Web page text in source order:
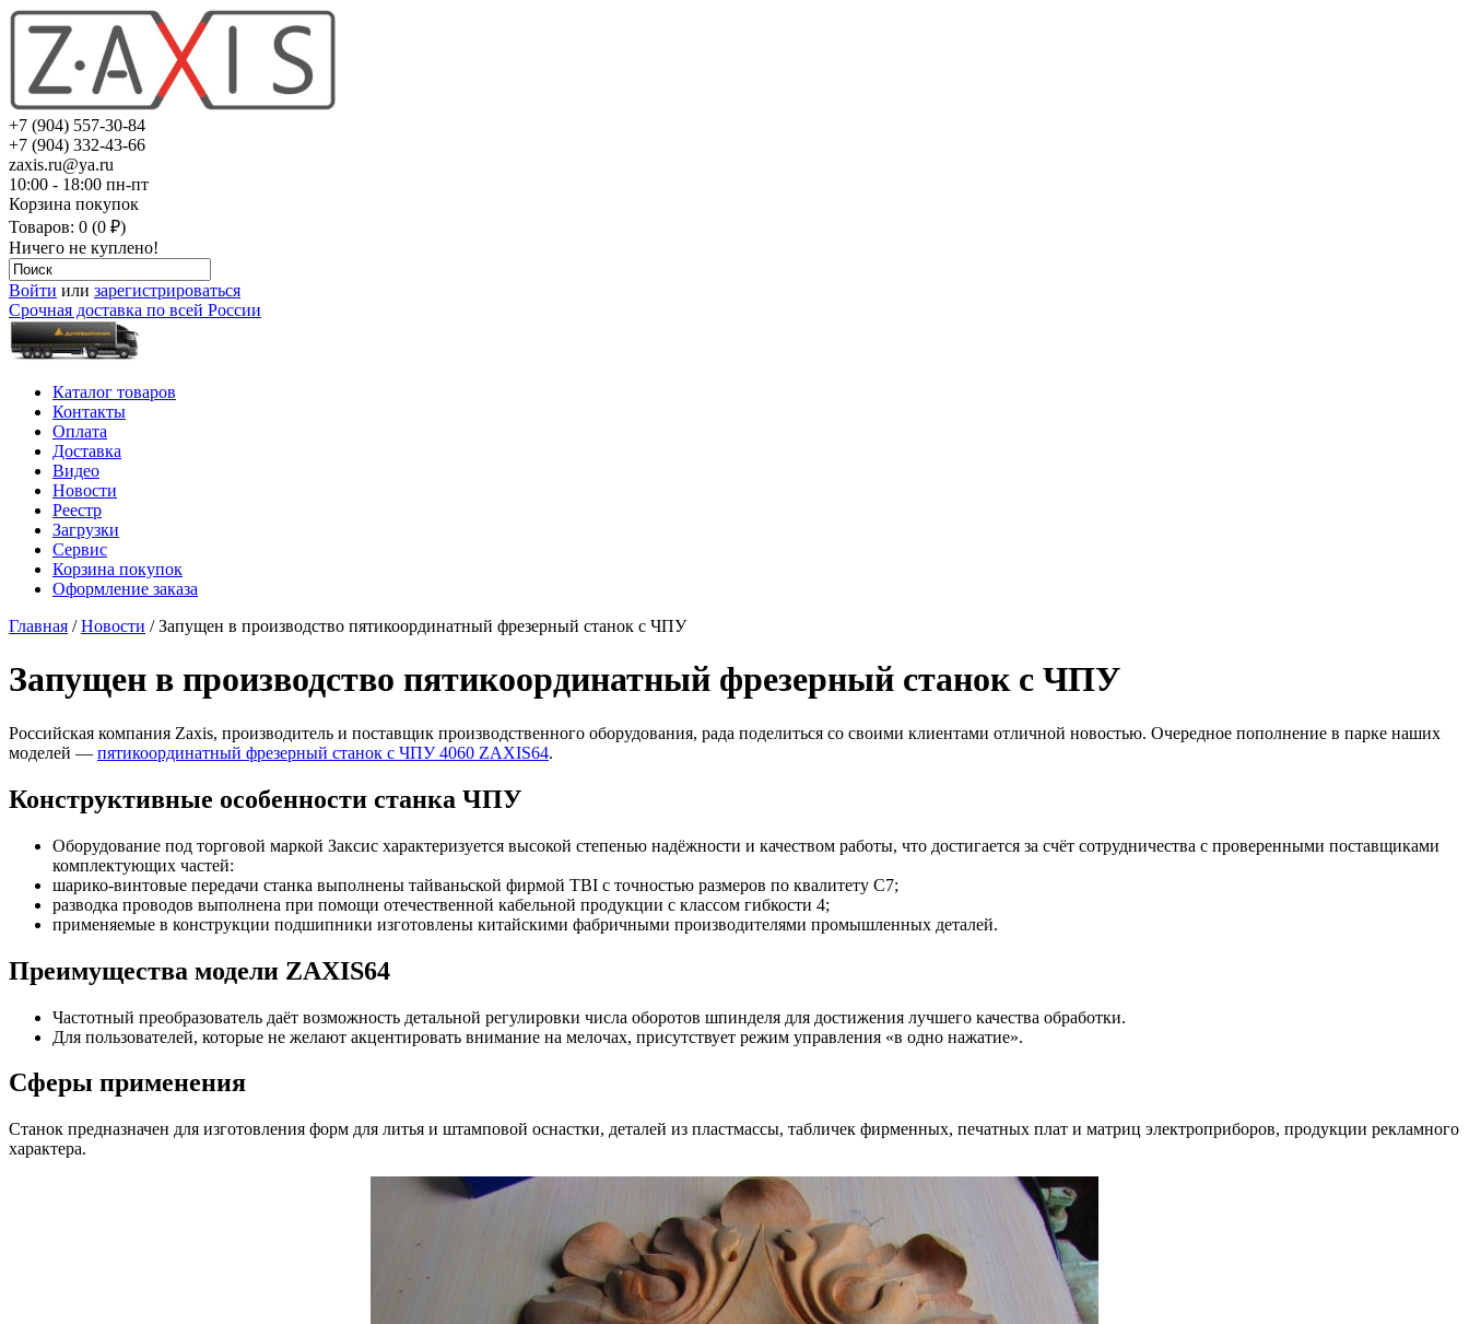
+7 (904) 557-30-84
+7 (904) 332-43-66
zaxis.ru@ya.ru
10:00 - 18:00 пн-пт
Корзина покупок
Товаров: 0 (0 ₽)
Ничего не куплено!
Войти или зарегистрироваться
Срочная доставка по всей России
Каталог товаров
Контакты
Оплата
Доставка
Видео
Новости
Реестр
Загрузки
Сервис
Корзина покупок
Оформление заказа
Главная /Новости / Запущен в производство пятикоординатный фрезерный станок с ЧПУ
Запущен в производство пятикоординатный фрезерный станок с ЧПУ
Российская компания Zaxis, производитель и поставщик производственного оборудования, рада поделиться со своими клиентами отличной новостью. Очередное пополнение в парке наших
моделей — пятикоординатный фрезерный станок с ЧПУ 4060 ZAXIS64.
Конструктивные особенности станка ЧПУ
Оборудование под торговой маркой Заксис характеризуется высокой степенью надёжности и качеством работы, что достигается за счёт сотрудничества с проверенными поставщиками
комплектующих частей:
шарико-винтовые передачи станка выполнены тайваньской фирмой TBI с точностью размеров по квалитету С7;
разводка проводов выполнена при помощи отечественной кабельной продукции с классом гибкости 4;
применяемые в конструкции подшипники изготовлены китайскими фабричными производителями промышленных деталей.
Преимущества модели ZAXIS64
Частотный преобразователь даёт возможность детальной регулировки числа оборотов шпинделя для достижения лучшего качества обработки.
Для пользователей, которые не желают акцентировать внимание на мелочах, присутствует режим управления «в одно нажатие».
Сферы применения
Станок предназначен для изготовления форм для литья и штамповой оснастки, деталей из пластмассы, табличек фирменных, печатных плат и матриц электроприборов, продукции рекламного
характера.